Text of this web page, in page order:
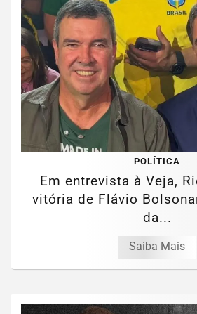
POLÍTICA
Em entrevista à Veja,
vitória de Flávio
da...
Saiba Mais